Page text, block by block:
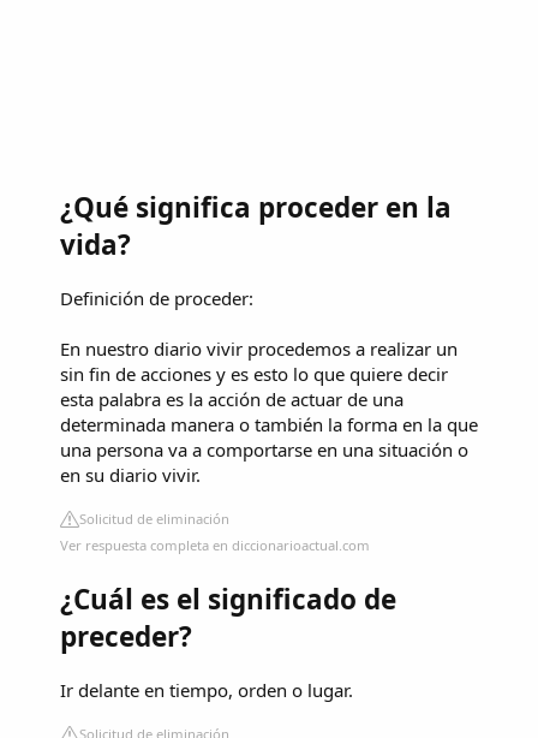
¿Qué significa proceder en la
vida?
Definición de proceder:
En nuestro diario vivir procedemos a realizar un
sin fin de acciones y es esto lo que quiere decir
esta palabra es la acción de actuar de una
determinada manera o también la forma en la que
una persona va a comportarse en una situación o
en su diario vivir.
Solicitud de eliminación
Ver respuesta completa en diccionarioactual.com
¿Cuál es el significado de
preceder?
Ir delante en tiempo, orden o lugar.
Solicitud de eliminación